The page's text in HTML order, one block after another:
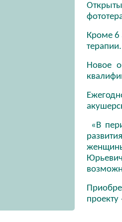
Кроме 6
Новое
«В
проекту